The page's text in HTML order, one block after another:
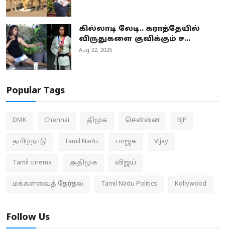
கில்லாடி லேடி.. கராத்தேயில்
விருதுகளை குவிக்கும் ச...
Aug 22, 2025
Popular Tags
DMK Chennai திமுக சென்னை BJP
தமிழ்நாடு Tamil Nadu பாஜக Vijay
Tamil cinema அதிமுக விஜய்
மக்களவைத் தேர்தல் Tamil Nadu Politics Kollywood
Follow Us